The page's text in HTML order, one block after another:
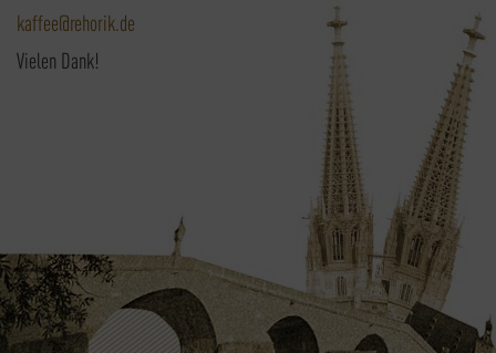
kaffee@rehorik.de
Vielen Dank!